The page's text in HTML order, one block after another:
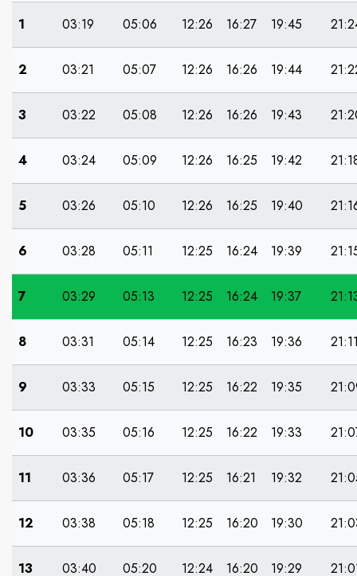
1 03:19 05:06 12:26 16:27 19:45
2 03:21 05:07 12:26 16:26 19:44
3 03:22 05:08 12:26 16:26 19:43
4 03:24 05:09 12:26 16:25 19:42
5 03:26 05:10 12:26 16:25 19:40
6 03:28 05:11 12:25 16:24 19:39
7 03:29 05:13 12:25 16:24 19:37
8 03:31 05:14 12:25 16:23 19:36
9 03:33 05:15 12:25 16:22 19:35
10 03:35 05:16 12:25 16:22 19:33
11 03:36 05:17 12:25 16:21 19:32
12 03:38 05:18 12:25 16:20 19:30
13 03:40 05:20 12:24 16:20 19:29